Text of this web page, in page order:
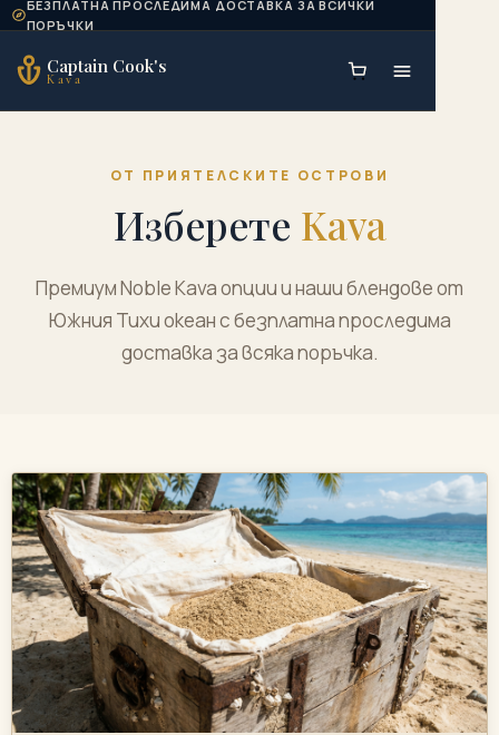
Skip to content
БЕЗПЛАТНА ПРОСЛЕДИМА ДОСТАВКА ЗА ВСИЧКИ
ПОРЪЧКИ
Captain Cook's
Kava
ОТ ПРИЯТЕЛСКИТЕ ОСТРОВИ
Изберете Kava
Премиум Noble Kava опции и наши блендове от
Южния Тихи океан с безплатна проследима
доставка за всяка поръчка.